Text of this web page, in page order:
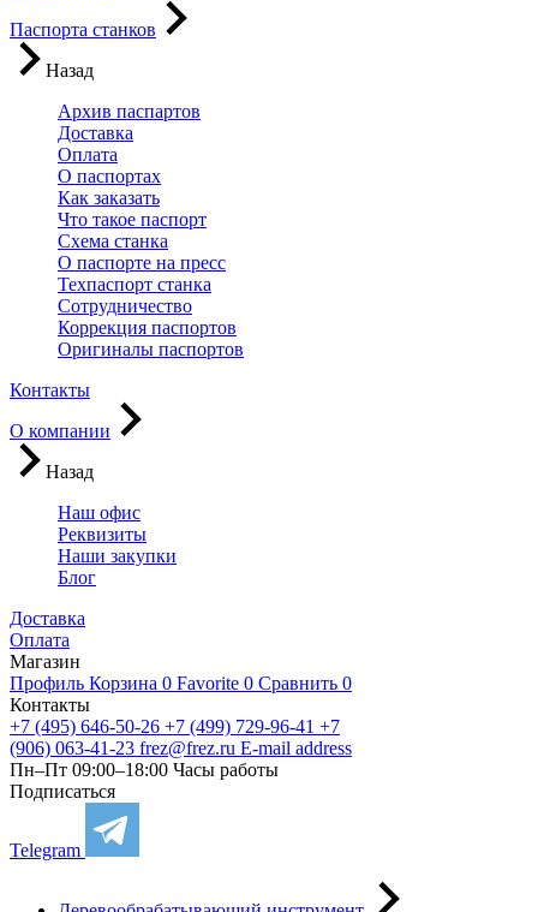
Паспорта станков
Назад
Архив паспартов
Доставка
Оплата
О паспортах
Как заказать
Что такое паспорт
Схема станка
О паспорте на пресс
Техпаспорт станка
Сотрудничество
Коррекция паспортов
Оригиналы паспортов
Контакты
О компании
Назад
Наш офис
Реквизиты
Наши закупки
Блог
Доставка
Оплата
Магазин
Профиль Корзина 0 Favorite 0 Сравнить 0
Контакты
+7 (495) 646-50-26 +7 (499) 729-96-41 +7
(906) 063-41-23 frez@frez.ru E-mail address
Пн–Пт 09:00–18:00 Часы работы
Подписаться
Telegram